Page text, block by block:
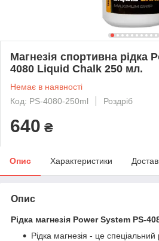
Магнезія спортивна рідка
4080 Liquid Chalk 250 мл.
Немає в наявності
Код: PS-4080-250ml
Роздріб
640 ₴
Опис Характеристики
Опис
Рідка магнезія Power System PS-
Рідка магнезія - це спеціальний